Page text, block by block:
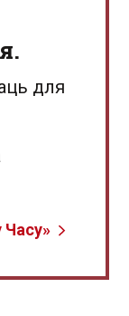
для